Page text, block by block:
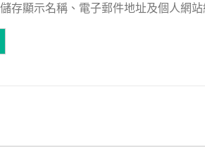
存顯示名稱、電子郵件地址及個人網